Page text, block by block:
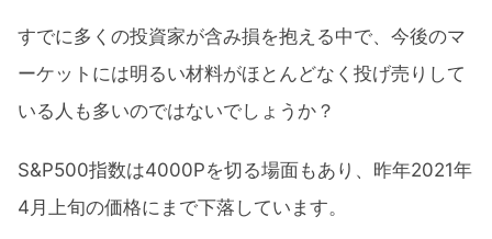
すでに多くの投資家が含み損を抱える中で、今後のマ
ーケットには明るい材料がほとんどなく投げ売りして
いる人も多いのではないでしょうか？
S&P500指数は4000Pを切る場面もあり、昨年2021年
4月上旬の価格にまで下落しています。